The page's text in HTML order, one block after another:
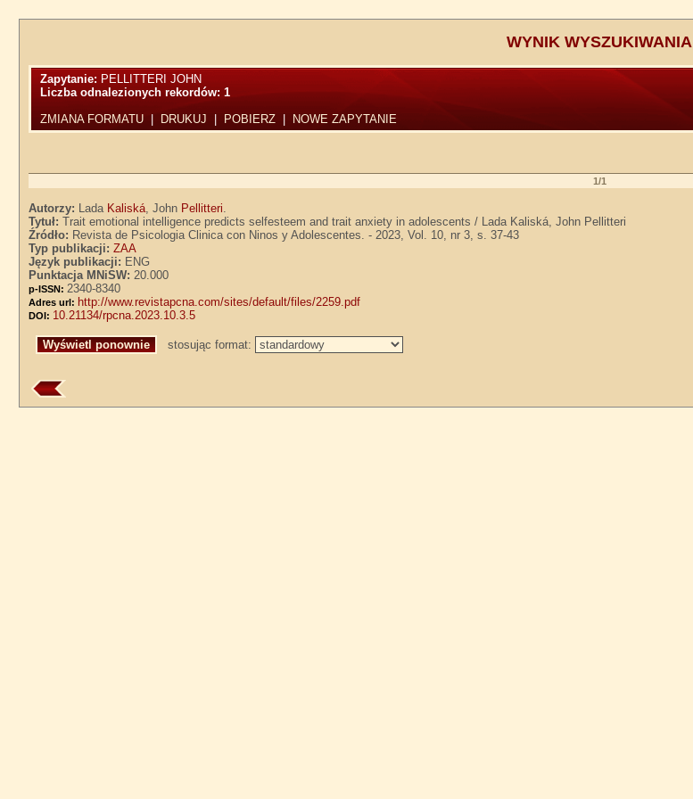
WYNIK WYSZUKIWANIA
Zapytanie: PELLITTERI JOHN
Liczba odnalezionych rekordów:1
ZMIANA FORMATU
DRUKUJ POBIERZ NOWE ZAPYTANIE
1/1
Autorzy: Lada Kaliská, John Pellitteri.
Tytuł:Trait emotional intelligence predicts selfesteem and trait anxiety in adolescents / Lada Kaliská, John Pellitteri
Źródło: Revista de Psicologia Clinica con Ninos y Adolescentes. - 2023, Vol. 10, nr 3, s. 37-43
Typ publikacji:ZAA
Język publikacji: ENG
Punktacja MNiSW:20.000
p-ISSN: 2340-8340
Adres url: http://www.revistapcna.com/sites/default/files/2259.pdf
DOI: 10.21134/rpcna.2023.10.3.5
stosując format: